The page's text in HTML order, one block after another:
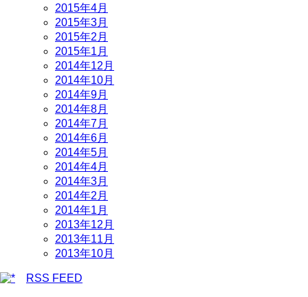
2015年4月
2015年3月
2015年2月
2015年1月
2014年12月
2014年10月
2014年9月
2014年8月
2014年7月
2014年6月
2014年5月
2014年4月
2014年3月
2014年2月
2014年1月
2013年12月
2013年11月
2013年10月
RSS FEED